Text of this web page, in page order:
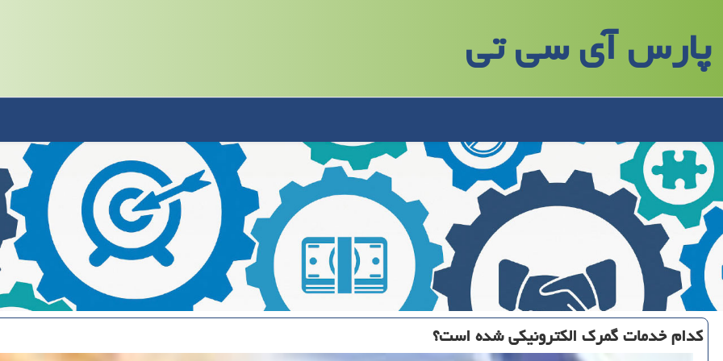
پارس آی سی تی
كدام خدمات گمرك الكترونیكی شده است؟